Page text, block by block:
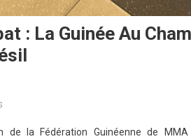
: La Guinée Au
de la Fédération Guinéenne de